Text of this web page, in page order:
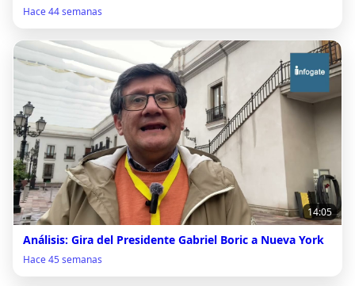
Hace 44 semanas
14:05
Análisis: Gira del Presidente Gabriel Boric a Nueva York
Hace 45 semanas